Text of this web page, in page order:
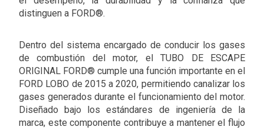
distinguen a FORD®.
Dentro del sistema encargado de conducir los gases
de combustión del motor, el TUBO DE ESCAPE
ORIGINAL FORD® cumple una función importante en el
FORD LOBO de 2015 a 2020, permitiendo canalizar los
gases generados durante el funcionamiento del motor.
Diseñado bajo los estándares de ingeniería de la
marca, este componente contribuye a mantener el flujo